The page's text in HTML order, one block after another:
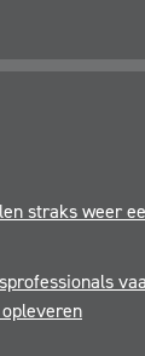
straks weer